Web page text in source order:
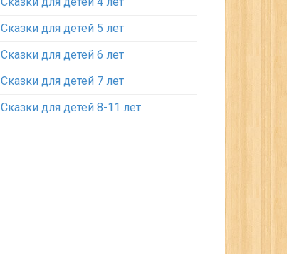
Сказки для детей 5 лет
Сказки для детей 6 лет
Сказки для детей 7 лет
Сказки для детей 8-11 лет